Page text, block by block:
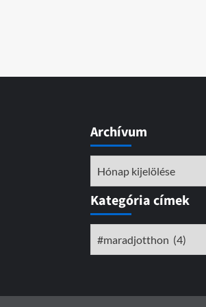
Archívum
Kategória címek